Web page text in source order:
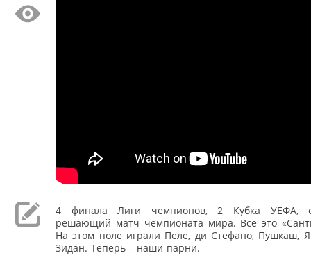
4 финала Лиги чемпионов, 2 Кубка УЕФА,
решающий матч чемпионата мира. Всё это
На этом поле играли Пеле, ди Стефано, Пушкаш,
Зидан. Теперь – наши парни.